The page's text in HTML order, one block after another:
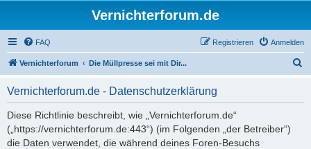
Vernichterforum.de
FAQ Anmelden
Registrieren
Vernichterforum Die Müllpresse sei mit Dir...
Vernichterforum.de - Datenschutzerklärung
Diese Richtlinie beschreibt, wie „Vernichterforum.de“
(„https://vernichterforum.de:443“) (im Folgenden „der Betreiber“)
die Daten verwendet, die während deines Foren-Besuchs